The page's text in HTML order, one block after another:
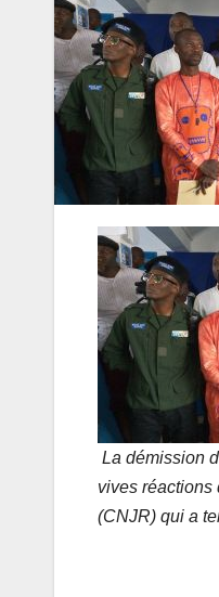
La démission
vives
(CNJR) qui a